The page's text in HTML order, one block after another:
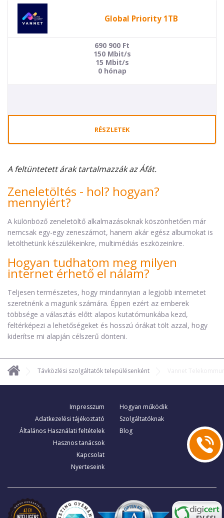
Global Priority 1TB
690 900 Ft
150 Mbit/s
15 Mbit/s
0 hónap
RÉSZLETEK
A feltüntetett árak tartalmazzák az Áfát.
Zeneletöltés - hol? hogyan?
mennyiért?
A különböző zeneletöltő alkalmazásoknak köszönhetően már
nemcsak egy-egy zeneszámot, hanem akár egész albumokat is
letölthetünk készülékeinkre, multimédiás eszközeinkre.
Hogyan tudhatom meg milyen
internet érhető el nálam?
Teljesen természetes, hogy mindannyian a legjobb internetet
szeretnénk a magunk számára. Éppen ezért az emberek
többsége a választás előtt alapos kutatómunkába kezd,
feltérképezi a lehetőségeket és hosszú órákat tölt azzal, hogy
kiderítse mi alapján célszerű dönteni.
Távközlési szolgáltatók településenként Vannet
Impresszum
Adatkezelési tájékoztató
Általános Használati feltételek
Hasznos tanácsok
Kapcsolat
Nyerteseink
Hogyan működik
Szolgáltatóknak
Blog